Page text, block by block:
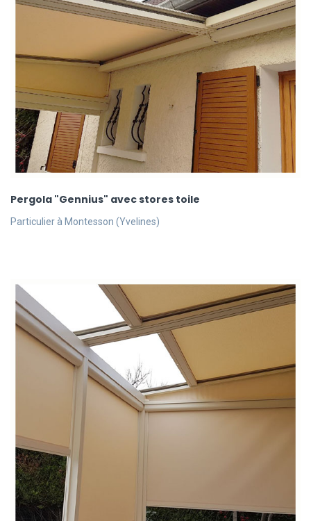
Pergola "Gennius" avec stores toile
Particulier à Montesson (Yvelines)